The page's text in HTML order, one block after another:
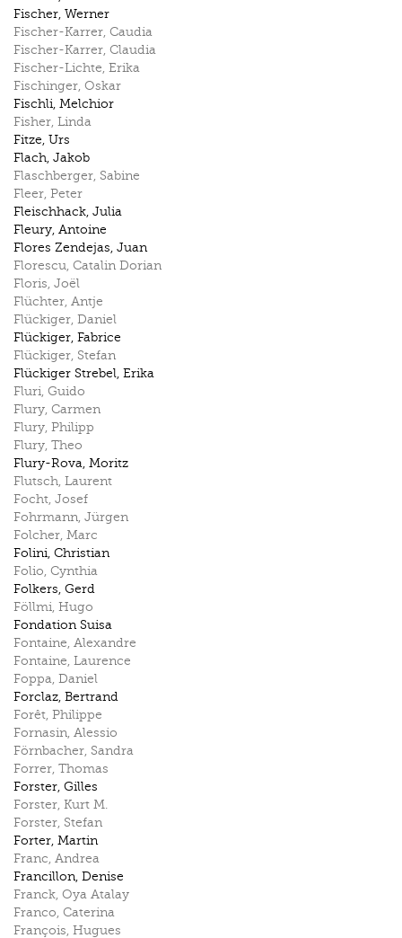
Fischer, Werner
Fischer-Karrer, Caudia
Fischer-Karrer, Claudia
Fischer-Lichte, Erika
Fischinger, Oskar
Fischli, Melchior
Fisher, Linda
Fitze, Urs
Flach, Jakob
Flaschberger, Sabine
Fleer, Peter
Fleischhack, Julia
Fleury, Antoine
Flores Zendejas, Juan
Florescu, Catalin Dorian
Floris, Joël
Flüchter, Antje
Flückiger, Daniel
Flückiger, Fabrice
Flückiger, Stefan
Flückiger Strebel, Erika
Fluri, Guido
Flury, Carmen
Flury, Philipp
Flury, Theo
Flury-Rova, Moritz
Flutsch, Laurent
Focht, Josef
Fohrmann, Jürgen
Folcher, Marc
Folini, Christian
Folio, Cynthia
Folkers, Gerd
Föllmi, Hugo
Fondation Suisa
Fontaine, Alexandre
Fontaine, Laurence
Foppa, Daniel
Forclaz, Bertrand
Forêt, Philippe
Fornasin, Alessio
Förnbacher, Sandra
Forrer, Thomas
Forster, Gilles
Forster, Kurt M.
Forster, Stefan
Forter, Martin
Franc, Andrea
Francillon, Denise
Franck, Oya Atalay
Franco, Caterina
François, Hugues